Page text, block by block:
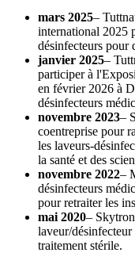
mars 2025–
international 2025
désinfecteurs pour
janvier 2025–
participer à
en février 2026 à
désinfecteurs
novembre 2023–
coentreprise pour
les laveurs-
la santé et des
novembre 2022–
désinfecteurs
pour retraiter les
mai 2020–
laveur/
traitement stérile.